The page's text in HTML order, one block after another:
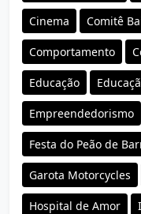
Cinema Comitê
Comportamento
Educação
Empreendedorismo
Festa do Peão de
Garota Motorcycles
Hospital de Amor